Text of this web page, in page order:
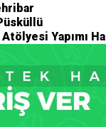
Yapımı